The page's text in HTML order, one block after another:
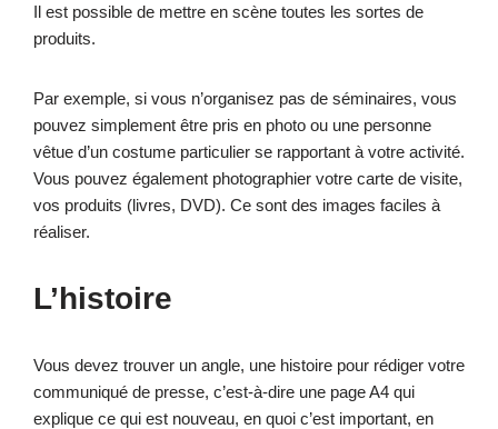
Il est possible de mettre en scène toutes les sortes de
produits.
Par exemple, si vous n’organisez pas de séminaires, vous
pouvez simplement être pris en photo ou une personne
vêtue d’un costume particulier se rapportant à votre activité.
Vous pouvez également photographier votre carte de visite,
vos produits (livres, DVD). Ce sont des images faciles à
réaliser.
L’histoire
Vous devez trouver un angle, une histoire pour rédiger votre
communiqué de presse, c’est-à-dire une page A4 qui
explique ce qui est nouveau, en quoi c’est important, en